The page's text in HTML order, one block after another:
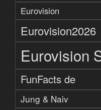
Eurovision
Eurovision2026
Eurovision
FunFacts de
Jung & Naiv